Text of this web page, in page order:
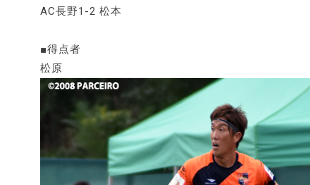
AC長野1-2 松本
■得点者
松原